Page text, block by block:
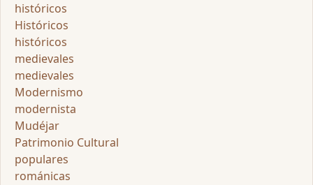
históricos
Históricos
históricos
medievales
medievales
Modernismo
modernista
Mudéjar
Patrimonio Cultural
populares
románicas